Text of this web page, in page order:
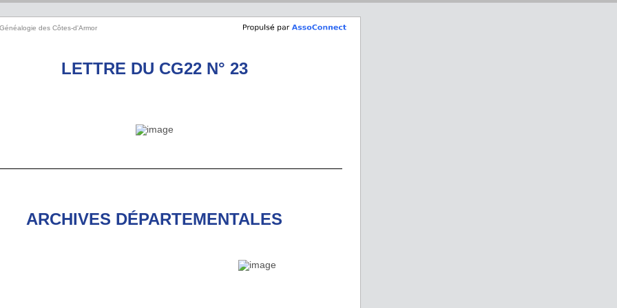
des Côtes-d'Armor
LETTRE DU CG22 N° 23
ARCHIVES DÉPARTEMENTALES